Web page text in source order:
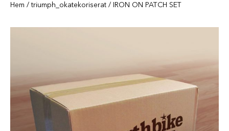
Hem /triumph_okatekoriserat / IRON ON PATCH SET